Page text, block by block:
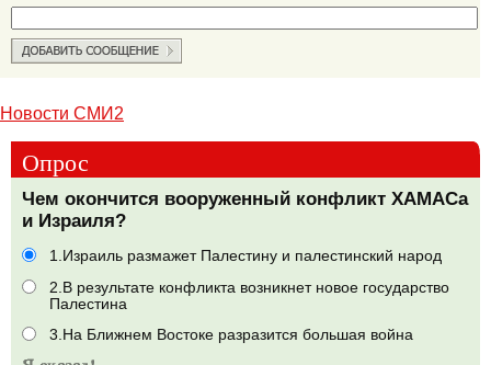
Новости СМИ2
Опрос
Чем окончится вооруженный конфликт ХАМАСа
и Израиля?
1.Израиль размажет Палестину и палестинский народ
2.В результате конфликта возникнет новое государство
Палестина
3.На Ближнем Востоке разразится большая война